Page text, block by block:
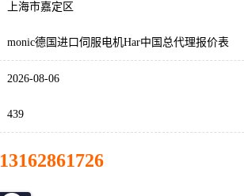
上海市嘉定区
monic德国进口伺服电机Har中国总代理报价表
2026-08-06
439
13162861726